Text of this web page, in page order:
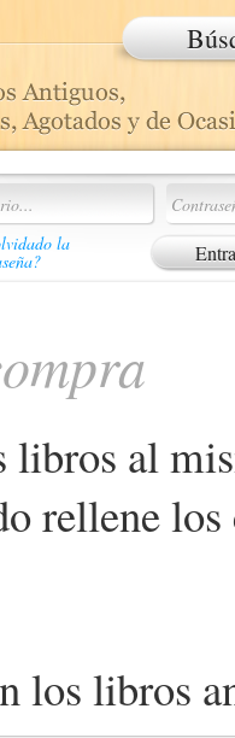
la
libros al
rellene
los libros